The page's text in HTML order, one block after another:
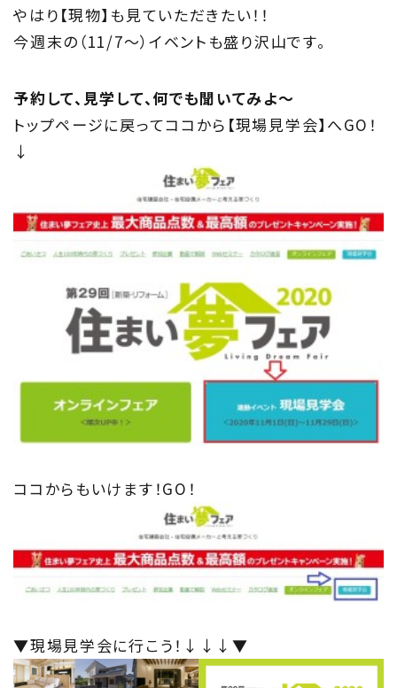
やはり【現物】も見ていただきたい！！
今週末の（11/7～）イベントも盛り沢山です。
予約して、見学して、何でも聞いてみよ～
トップページに戻ってココから【現場見学会】へGO！
↓
ココからもいけます！GO！
▼現場見学会に行こう！↓↓↓▼